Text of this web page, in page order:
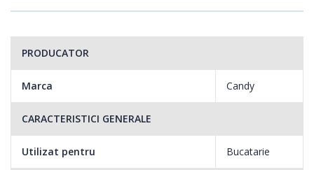
Incadrat in clasa energetica E, frigiderul Candy
CDG1S514EW asigura un consum redus de energie, contribuind
la economisirea facturilor de electricitate si protejarea mediului.
PRODUCATOR
Marca Candy
CARACTERISTICI GENERALE
Utilizat pentru Bucatarie